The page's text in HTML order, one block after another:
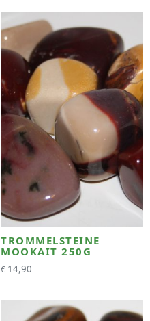
TROMMELSTEINE
MOOKAIT 250G
€ 14,90